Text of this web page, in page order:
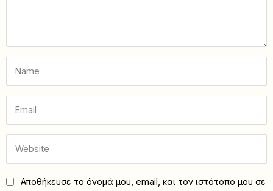
Αποθήκευσε το όνομά μου, email, και τον ιστότοπο μου σε